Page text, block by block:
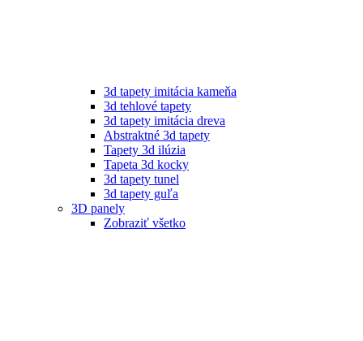
3d tapety imitácia kameňa
3d tehlové tapety
3d tapety imitácia dreva
Abstraktné 3d tapety
Tapety 3d ilúzia
Tapeta 3d kocky
3d tapety tunel
3d tapety guľa
3D panely
Zobraziť všetko